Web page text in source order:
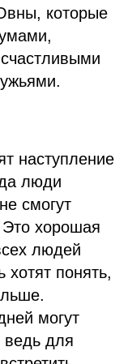
которые
наступление
люди
смогут
Это хорошая
людей
хотят понять,
могут
ведь для